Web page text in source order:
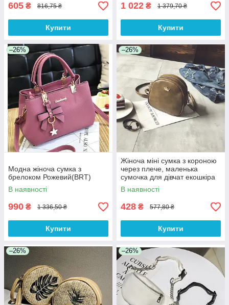
605 ₴ 816,75 ₴
Купити
1 022 ₴ 1 379,70 ₴
Купити
–26%
Модна жіноча сумка з
брелоком Рожевий(BRT)
В наявності
990 ₴ 1 336,50 ₴
Купити
–26%
Жіноча міні сумка з короною
через плече, маленька
сумочка для дівчат екошкіра
корона Хакі(BRT)
В наявності
428 ₴ 577,80 ₴
Купити
–26% –26%